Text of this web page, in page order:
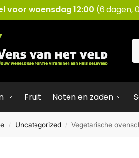
voor woensdag 12:00 (6 dagen,
Fruit Noten en zaden
/ Uncategorized / Vegetarische